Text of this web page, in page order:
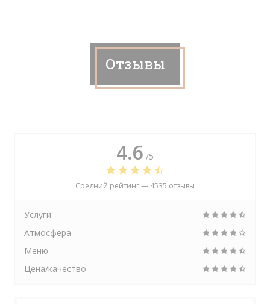
Отзывы
4.6 /5
Средний рейтинг — 4535 отзывы
Услуги
Атмосфера
Меню
Цена/качество